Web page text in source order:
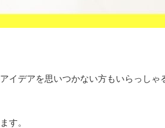
イデアを思いつかない方もいらっしゃ
す。